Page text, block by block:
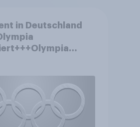
in Deutschland